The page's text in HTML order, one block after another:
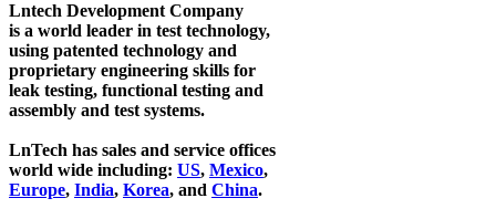
Lntech Development Company
is a world leader in test technology,
using patented technology and
proprietary engineering skills for
leak testing, functional testing and
assembly and test systems.
LnTech has sales and service offices
world wide including: US, Mexico,
Europe, India, Korea, and China.